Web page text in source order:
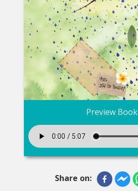
Preview Book
Share on: